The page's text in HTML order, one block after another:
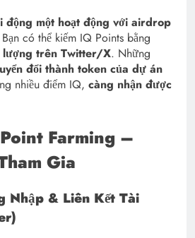
động một hoạt động với airdrop
Bạn có thể kiếm IQ Points bằng
lượng trên Twitter/X. Những
đổi thành token của dự án
nhiều điểm IQ, càng nhận được
Farming –
Gia
Nhập & Liên Kết Tài